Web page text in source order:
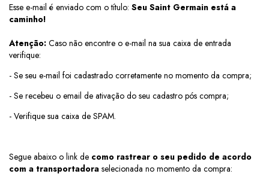
Esse e-mail é enviado com o título: Seu Saint Germain está a
caminho!
Atenção: Caso não encontre o e-mail na sua caixa de entrada
verifique:
- Se seu e-mail foi cadastrado corretamente no momento da compra;
- Se recebeu o email de ativação do seu cadastro pós compra;
- Verifique sua caixa de SPAM.
Segue abaixo o link de como rastrear o seu pedido de acordo
com a transportadora selecionada no momento da compra: